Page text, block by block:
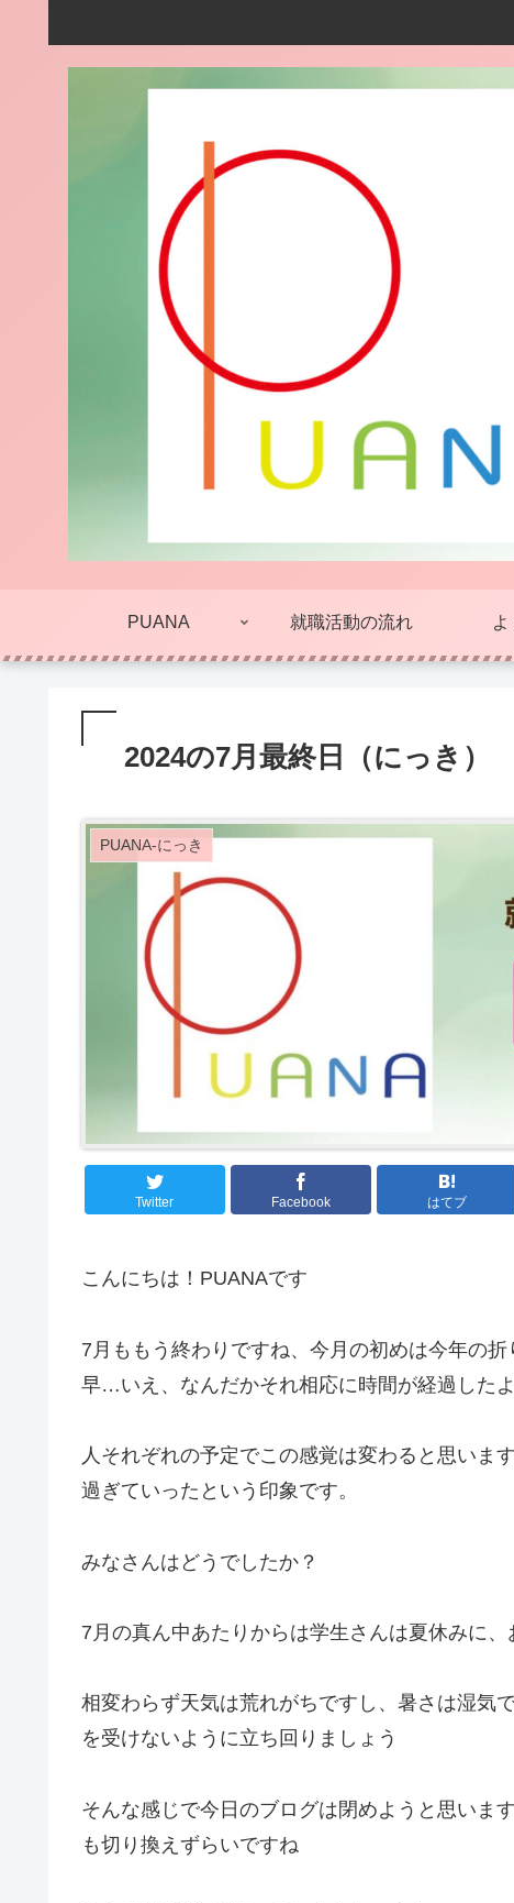
PUANA 就職活動の流れ
2024の7月最終日（にっき）
PUANA-にっき
Twitter Facebook はてブ
こんにちは！PUANAです
7月ももう終わりですね、今月の初めは今年の
早…いえ、なんだかそれ相応に時間が経過した
人それぞれの予定でこの感覚は変わると思いま
過ぎていったという印象です。
みなさんはどうでしたか？
7月の真ん中あたりからは学生さんは夏休みに
相変わらず天気は荒れがちですし、暑さは湿気
を受けないように立ち回りましょう
そんな感じで今日のブログは閉めようと思いま
も切り換えずらいですね